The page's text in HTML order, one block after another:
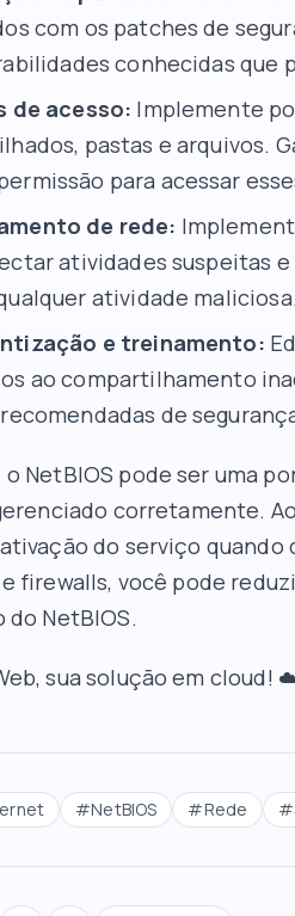
com os patches de
conhecidas que
de acesso: Implemente
pastas e arquivos.
para acessar
de rede:
atividades suspeitas
atividade maliciosa.
e treinamento:
ao compartilhamento
de
o NetBIOS pode ser uma
corretamente.
do serviço
firewalls, você pode
do NetBIOS.
, sua solução em cloud!
#NetBIOS #Rede #